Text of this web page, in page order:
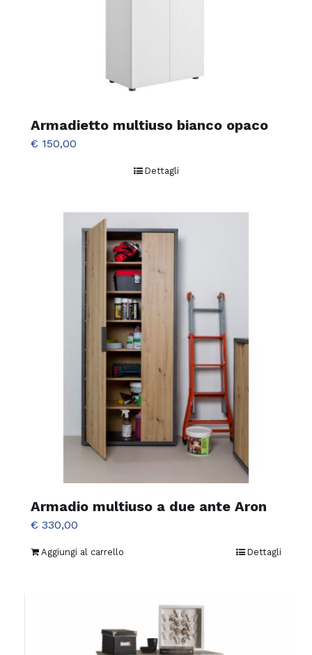
Armadietto multiuso bianco opaco
€ 150,00
Dettagli
Armadio multiuso a due ante Aron
€ 330,00
Aggiungi al carrello Dettagli